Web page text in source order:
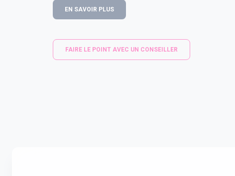
EN SAVOIR PLUS
FAIRE LE POINT AVEC UN CONSEILLER